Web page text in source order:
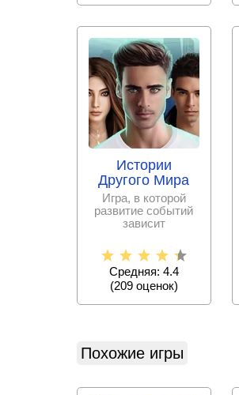
Истории
Другого Мира
Игра, в которой
развитие событий
зависит
принятых тобой
решениях.
Средняя: 4.4
(209оценок)
Похожие игры